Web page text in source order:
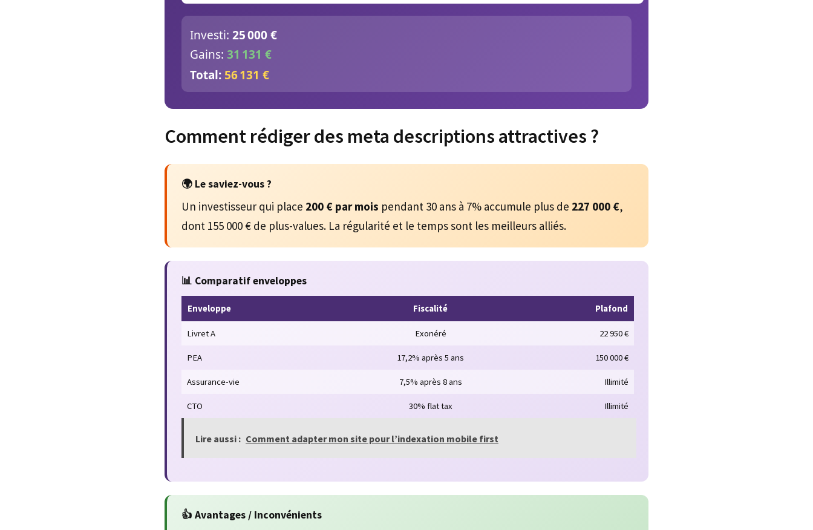
Investi: 25 000 €
Gains: 31 131 €
Total: 56 131 €
Comment rédiger des meta descriptions attractives ?
🌍 Le saviez-vous ?
Un investisseur qui place 200 € par mois pendant 30 ans à 7% accumule plus de 227 000 €,
dont 155 000 € de plus-values. La régularité et le temps sont les meilleurs alliés.
📊 Comparatif enveloppes
Enveloppe Fiscalité Plafond
Livret A Exonéré 22 950 €
PEA 17,2% après 5 ans 150 000 €
Assurance-vie 7,5% après 8 ans Illimité
CTO 30% flat tax Illimité
Lire aussi : Comment adapter mon site pour l’indexation mobile first
👍 Avantages / Inconvénients